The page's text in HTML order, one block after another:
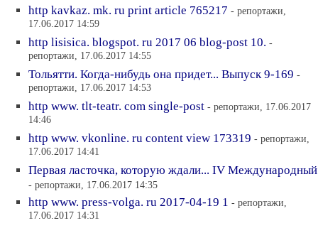
http kavkaz. mk. ru print article 765217 - репортажи,
17.06.2017 14:59
http lisisica. blogspot. ru 2017 06 blog-post 10. -
репортажи, 17.06.2017 14:55
Тольятти. Когда-нибудь она придет... Выпуск 9-169 -
репортажи, 17.06.2017 14:53
http www. tlt-teatr. com single-post - репортажи, 17.06.2017
14:46
http www. vkonline. ru content view 173319 - репортажи,
17.06.2017 14:41
Первая ласточка, которую ждали... IV Международный
- репортажи, 17.06.2017 14:35
http www. press-volga. ru 2017-04-19 1 - репортажи,
17.06.2017 14:31